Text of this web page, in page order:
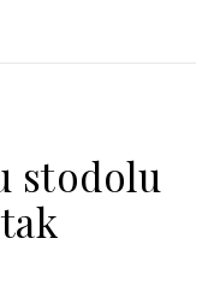
stodolu